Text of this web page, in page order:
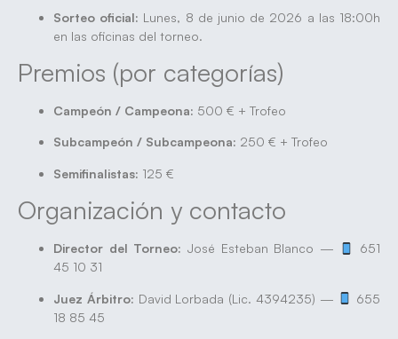
Sorteo oficial: Lunes, 8 de junio de 2026 a las 18:00h
en las oficinas del torneo.
Premios (por categorías)
Campeón / Campeona: 500 € + Trofeo
Subcampeón / Subcampeona: 250 € + Trofeo
Semifinalistas: 125 €
Organización y contacto
Director del Torneo: José Esteban Blanco —
651
45 10 31
Juez Árbitro: David Lorbada (Lic. 4394235) —
655
18 85 45